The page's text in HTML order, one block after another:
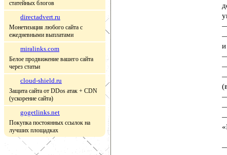
статейных блогов
directadvert.ru
Монетизация любого сайта с
ежедневными выплатами
miralinks.com
Белое продвижение вашего сайта
через статьи
cloud-shield.ru
Защита сайта от DDos атак + CDN
(ускорение сайта)
gogetlinks.net
Покупка постоянных ссылок на
лучших площадках